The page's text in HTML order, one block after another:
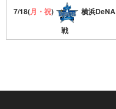
7/18(月・祝)
横浜DeNA
戦